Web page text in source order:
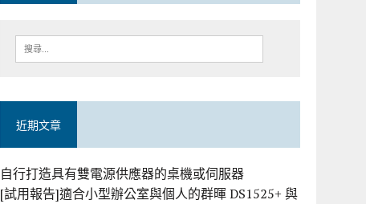
近期文章
自行打造具有雙電源供應器的桌機或伺服器
[試用報告]適合小型辦公室與個人的群暉 DS1525+ 與